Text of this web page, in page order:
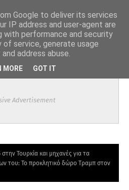
Advertisement
στην Τουρκία και μηχανές για τα
του: Το προκλητικό δώρο Τραμπ στον
Google to deliver its services
IP address and user-agent are
with performance and security
service, generate usage
address abuse.
MORE GOT IT